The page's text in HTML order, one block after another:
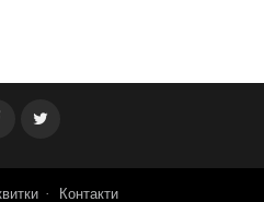
Facebook
Контакти